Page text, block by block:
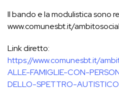
Il bando e la modulistica sono
www.comunesbt.it/
Link diretto:
https://www.comunesbt.it/
ALLE-FAMIGLIE-CON-
DELLO-SPETTRO-